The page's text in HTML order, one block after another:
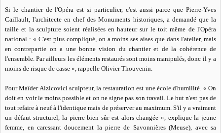
Si le chantier de l'Opéra est si particulier, c'est aussi parce que Pierre-Yves
Caillault, l'architecte en chef des Monuments historiques, a demandé que la
taille et la sculpture soient réalisées en hauteur sur le toit même de l'Opéra
national : « C'est plus compliqué, on a moins ses aises que dans l'atelier, mais
en contrepartie on a une bonne vision du chantier et de la cohérence de
l'ensemble. Par ailleurs les éléments restaurés sont moins manipulés, donc il y a
moins de risque de casse », rappelle Olivier Thouvenin.
Pour Maïder Aizicovici sculpteur, la restauration est une école d'humilité. « On
doit en voir le moins possible et on ne signe pas son travail. Le but n'est pas de
tout refaire à neuf à l'identique mais de préserver au maximum. S'il y a vraiment
un défaut structurel, la pierre bien sûr est alors changée », explique la jeune
femme, en caressant doucement la pierre de Savonnières (Meuse), avec sa